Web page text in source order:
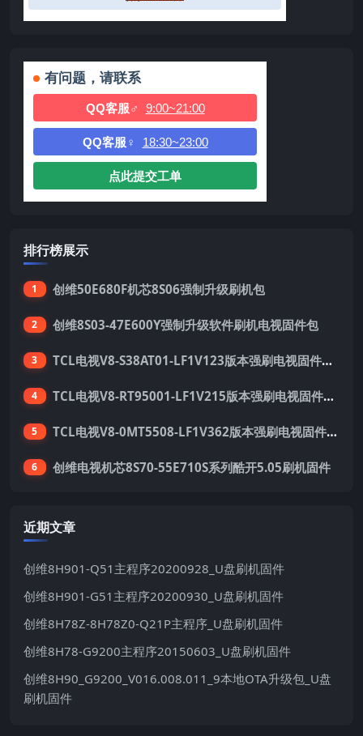
有问题，请联系
QQ客服♂ 9:00~21:00
QQ客服♀ 18:30~23:00
点此提交工单
排行榜展示
1 创维50E680F机芯8S06强制升级刷机包
2 创维8S03-47E600Y强制升级软件刷机电视固件包
3 TCL电视V8-S38AT01-LF1V123版本强刷电视固件包下载
4 TCL电视V8-RT95001-LF1V215版本强刷电视固件包下载
5 TCL电视V8-0MT5508-LF1V362版本强刷电视固件包下载
6 创维电视机芯8S70-55E710S系列酷开5.05刷机固件
近期文章
创维8H901-Q51主程序20200928_U盘刷机固件
创维8H901-G51主程序20200930_U盘刷机固件
创维8H78Z-8H78Z0-Q21P主程序_U盘刷机固件
创维8H78-G9200主程序20150603_U盘刷机固件
创维8H90_G9200_V016.008.011_9本地OTA升级包_U盘
刷机固件